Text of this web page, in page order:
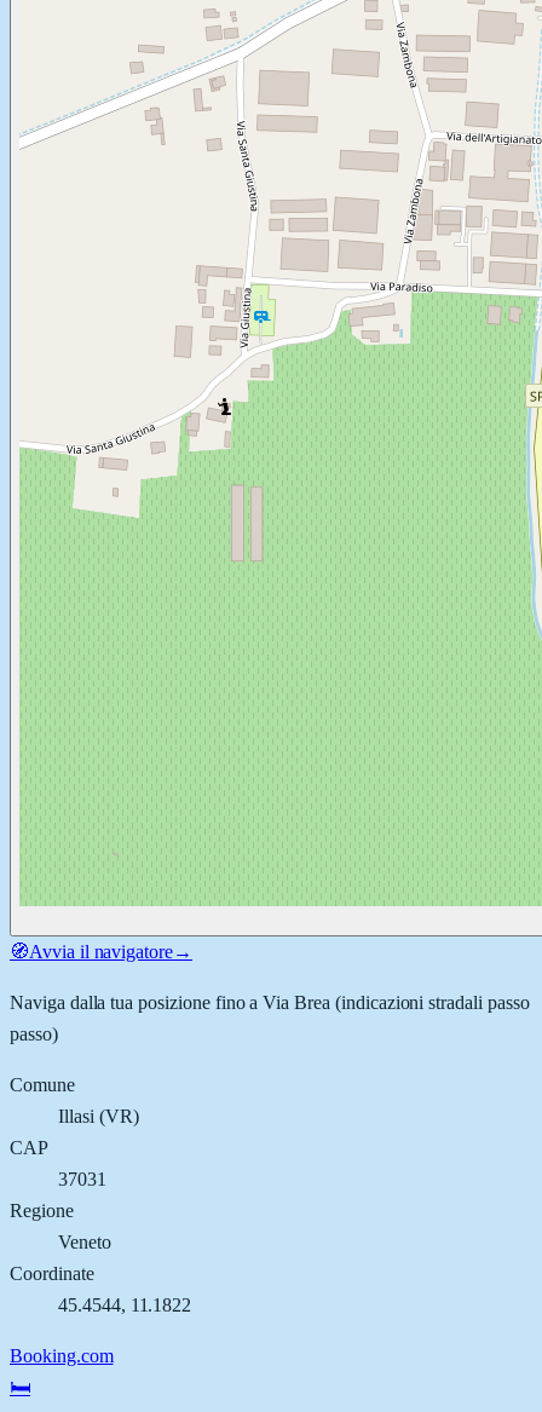
🧭Avvia il navigatore→
Naviga dalla tua posizione fino aVia Brea (indicazioni stradali passo
passo)
Comune
Illasi (VR)
CAP
37031
Regione
Veneto
Coordinate
45.4544, 11.1822
Booking.com
🛏️